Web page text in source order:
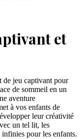
et
de jeu captivant pour
de sommeil en un
aventure
à vos enfants de
leur créativité
un tel lit, les
pour les enfants.